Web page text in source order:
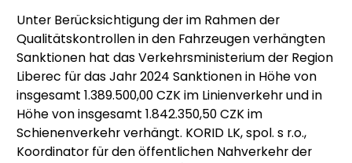
Unter Berücksichtigung der im Rahmen der
Qualitätskontrollen in den Fahrzeugen verhängten
Sanktionen hat das Verkehrsministerium der Region
Liberec für das Jahr 2024 Sanktionen in Höhe von
insgesamt 1.389.500,00 CZK im Linienverkehr und in
Höhe von insgesamt 1.842.350,50 CZK im
Schienenverkehr verhängt. KORID LK, spol. s r.o.,
Koordinator für den öffentlichen Nahverkehr der